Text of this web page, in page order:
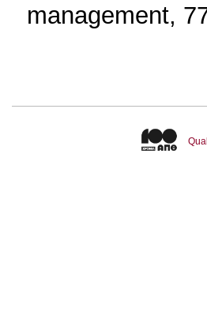
management,